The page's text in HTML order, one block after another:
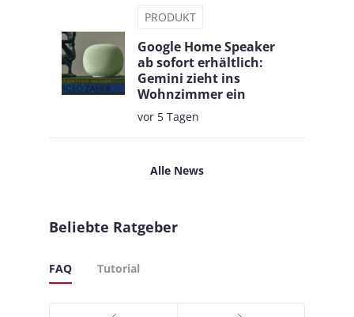
PRODUKT
Google Home Speaker
ab sofort erhältlich:
Gemini zieht ins
Wohnzimmer ein
vor 5 Tagen
Alle News
Beliebte Ratgeber
FAQ Tutorial